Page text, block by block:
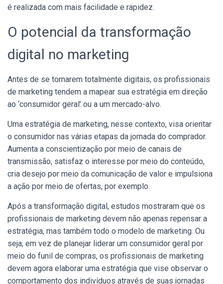
é realizada com mais facilidade e rapidez.
O potencial da transformação
digital no marketing
Antes de se tornarem totalmente digitais, os profissionais
de marketing tendem a mapear sua estratégia em direção
ao ‘consumidor geral’ ou a um mercado-alvo.
Uma estratégia de marketing, nesse contexto, visa orientar
o consumidor nas várias etapas da jornada do comprador.
Aumenta a conscientização por meio de canais de
transmissão, satisfaz o interesse por meio do conteúdo,
cria desejo por meio da comunicação de valor e impulsiona
a ação por meio de ofertas, por exemplo.
Após a transformação digital, estudos mostraram que os
profissionais de marketing devem não apenas repensar a
estratégia, mas também todo o modelo de marketing. Ou
seja, em vez de planejar liderar um consumidor geral por
meio do funil de compras, os profissionais de marketing
devem agora elaborar uma estratégia que vise observar o
comportamento dos indivíduos através de suas jornadas